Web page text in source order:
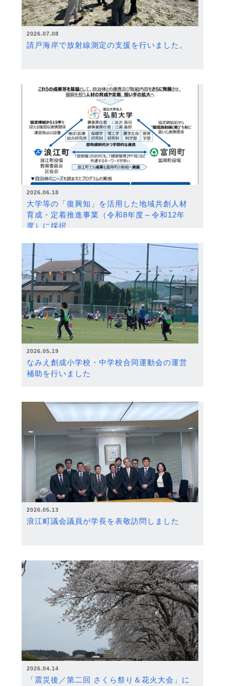
2026.07.08
請戸海岸で放射線測定の支援を行いました。
2026.06.18
大学等の「復興知」を活用した地域共創人材
育成・定着推進事業（令和8年度～令和12年
度）に採択
2026.05.19
なみえ創成小学校・中学校合同運動会の運営
補助を行いました
2026.05.13
浪江町議会議員が学長を表敬訪問しました
2026.04.14
「震災後／第二回 さくら祭り＆花火大会」に